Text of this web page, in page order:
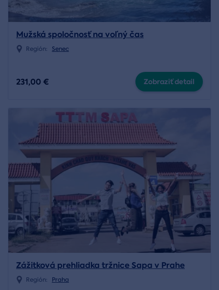
Mužská spoločnosť na voľný čas
Región: Senec
231,00 € Zobraziť detail
Zážitková prehliadka tržnice Sapa v Prahe
Región: Praha